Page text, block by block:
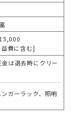
費に含む]
は退去時にクリー
ガーラック、照明